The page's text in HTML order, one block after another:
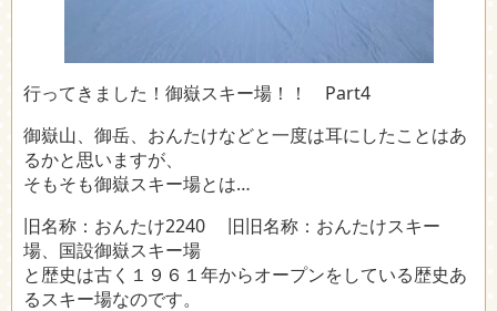
行ってきました！御嶽スキー場！！ Part4
御嶽山、御岳、おんたけなどと一度は耳にしたことはあ
るかと思いますが、
そもそも御嶽スキー場とは…
旧名称：おんたけ2240 旧旧名称：おんたけスキー
場、国設御嶽スキー場
と歴史は古く１９６１年からオープンをしている歴史あ
るスキー場なのです。